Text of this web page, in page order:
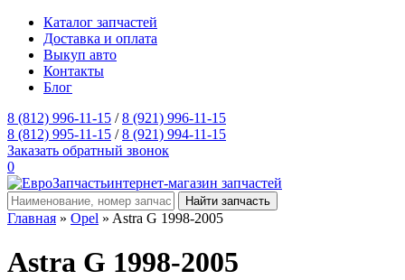
Каталог запчастей
Доставка и оплата
Выкуп авто
Контакты
Блог
8 (812) 996-11-15 /8 (921) 996-11-15
8 (812) 995-11-15 /8 (921) 994-11-15
Заказать обратный звонок
0
интернет-магазин запчастей
Главная » Opel » Astra G 1998-2005
Astra G 1998-2005